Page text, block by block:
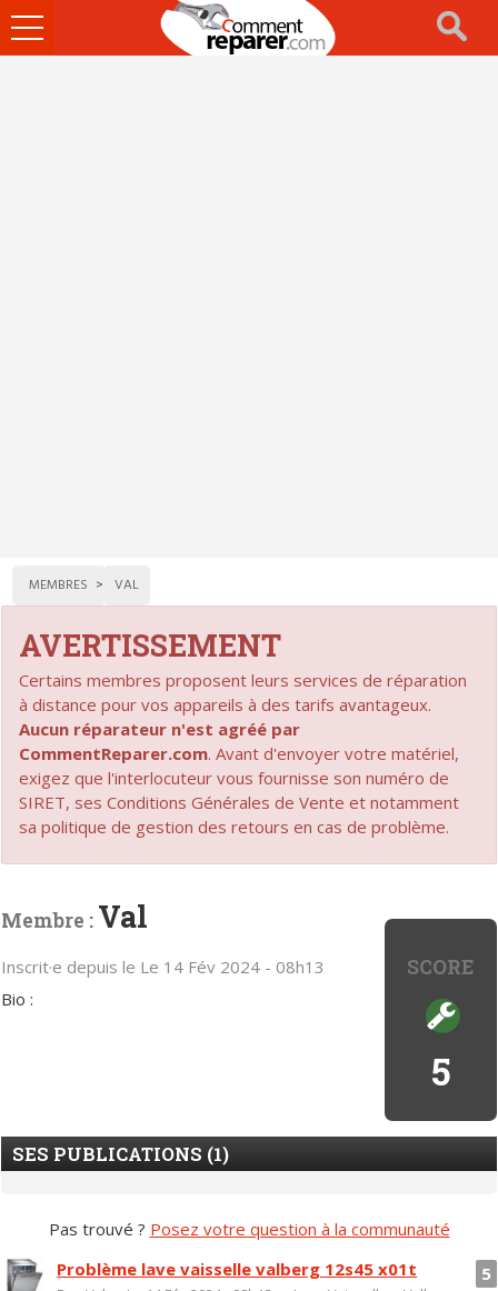
Ouvrir
le
MEMBRES VAL
AVERTISSEMENT
Certains membres proposent leurs services de réparation
à distance pour vos appareils à des tarifs avantageux.
Aucun réparateur n'est agréé par
CommentReparer.com. Avant d'envoyer votre matériel,
exigez que l'interlocuteur vous fournisse son numéro de
SIRET, ses Conditions Générales de Vente et notamment
sa politique de gestion des retours en cas de problème.
SCORE
5
Membre : Val
Inscrit·e depuis le Le 14 Fév 2024 - 08h13
Bio :
SES PUBLICATIONS (1)
Pas trouvé ? Posez votre question à la communauté
5
Problème lave vaisselle valberg 12s45 x01t